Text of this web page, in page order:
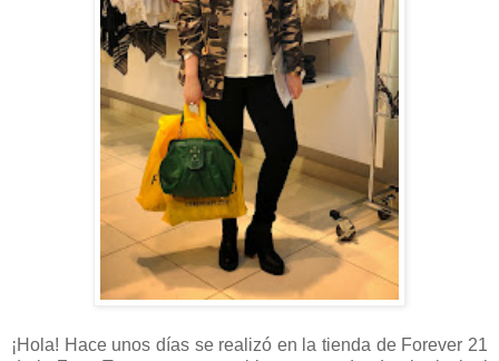
¡Hola! Hace unos días se realizó en la tienda de Forever 21